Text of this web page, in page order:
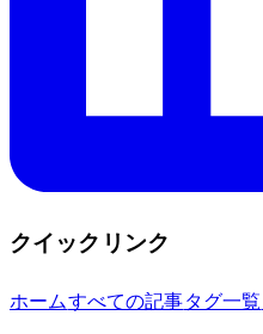
クイックリンク
ホームすべての記事タグ一覧